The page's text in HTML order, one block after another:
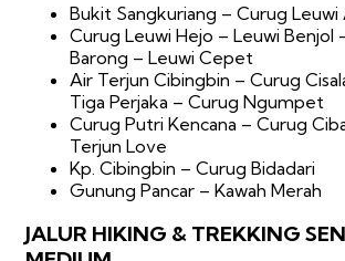
Bukit Sangkuriang – Curug Leuwi
Curug Leuwi Hejo – Leuwi Benjol
Barong – Leuwi Cepet
Air Terjun Cibingbin – Curug
Tiga Perjaka – Curug Ngumpet
Curug Putri Kencana – Curug
Terjun Love
Kp. Cibingbin – Curug Bidadari
Gunung Pancar – Kawah Merah
JALUR HIKING & TREKKING